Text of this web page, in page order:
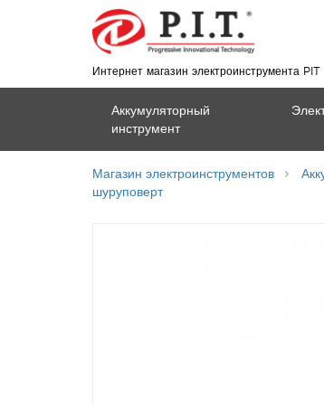
Интернет магазин электроинструмента PIT
Аккумуляторный
инструмент
Магазин электроинструментов
шуруповерт